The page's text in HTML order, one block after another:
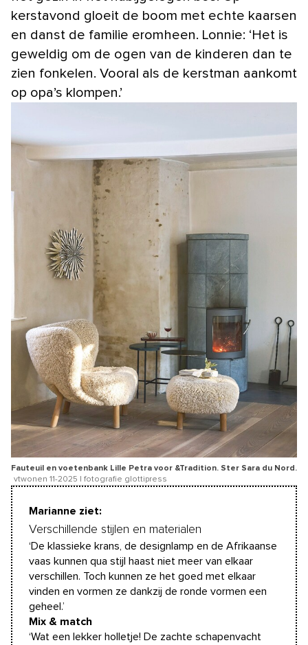
kerstavond gloeit de boom met echte kaarsen
en danst de familie eromheen. Lonnie: ‘Het is
geweldig om de ogen van de kinderen dan te
zien fonkelen. Vooral als de kerstman aankomt
op opa’s klompen.’
Fauteuil en voetenbank Lille Petra voor &Tradition. Ster Sara du Nord.
vtwonen 11-2025 | fotografie glottipress
Marianne ziet:
Verschillende stijlen en materialen
‘De klassieke krans, de designlamp en de Afrikaanse
vaas kunnen qua stijl haast niet meer van elkaar
verschillen. Toch kunnen ze het goed met elkaar
vinden en vormen ze dankzij de ronde vormen een
geheel.’
Mix & match
‘Wat een lekker holletje! De zachte schapenvacht